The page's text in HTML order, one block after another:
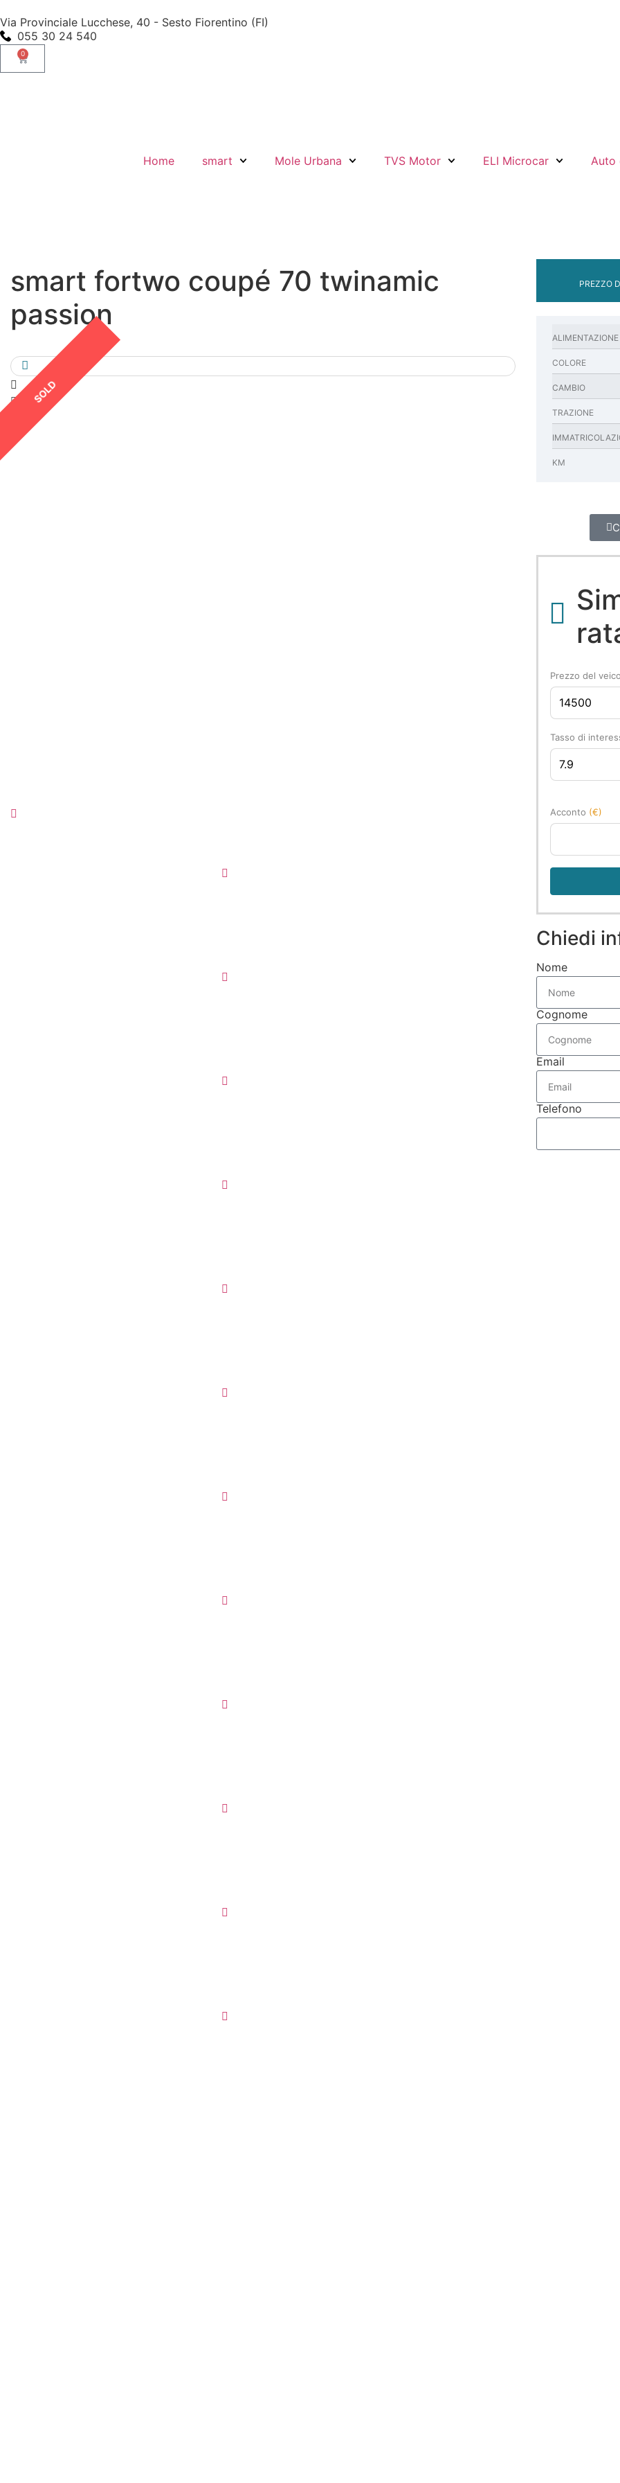
Via Provinciale Lucchese, 40 - Sesto Fiorentino (FI)
055 30 24 540
0
Home smart Mole Urbana TVS Motor ELI Microcar Auto
smart fortwo coupé 70 twinamic
passion
SOLD
PREZZO
ALIMENTAZIONE
COLORE
CAMBIO
TRAZIONE
KM
Prezzo del
Tasso di
Acconto (€)
Chiedi
Nome
Cognome
Email
Telefono